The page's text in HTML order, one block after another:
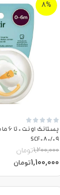
8%





SCF080/09
1,200,000تومان
1,100,000تومان